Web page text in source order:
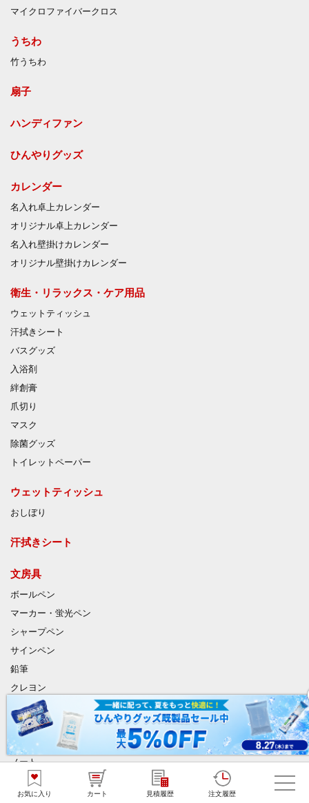
お気に入り カート 見積履歴 注文履歴
マイクロファイバークロス
うちわ
竹うちわ
扇子
ハンディファン
ひんやりグッズ
カレンダー
名入れ卓上カレンダー
オリジナル卓上カレンダー
名入れ壁掛けカレンダー
オリジナル壁掛けカレンダー
衛生・リラックス・ケア用品
ウェットティッシュ
汗拭きシート
バスグッズ
入浴剤
絆創膏
爪切り
マスク
除菌グッズ
トイレットペーパー
ウェットティッシュ
おしぼり
汗拭きシート
文房具
ボールペン
マーカー・蛍光ペン
シャープペン
サインペン
鉛筆
クレヨン
クリアファイル
ふせん
メモ
ノート
消しゴム